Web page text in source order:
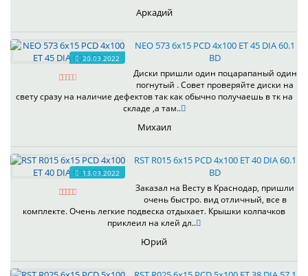
Аркадий
20.03.2022
NEO 573 6x15 PCD 4x100 ET 45 DIA 60.1
BD
Диски пришли один поцарапаный один
погнутый . Совет проверяйте диски на
свету сразу на наличие дефектов так как обычно получаешь в тк на
складе ,а там..
Михаил
13.03.2022
RST R015 6x15 PCD 4x100 ET 40 DIA 60.1
BD
Заказал на Весту в Краснодар, пришли
очень быстро. вид отличный, все в
комплекте. Очень легкие подвеска отдыхает. Крышки колпачков
приклеил на клей дл..
Юрий